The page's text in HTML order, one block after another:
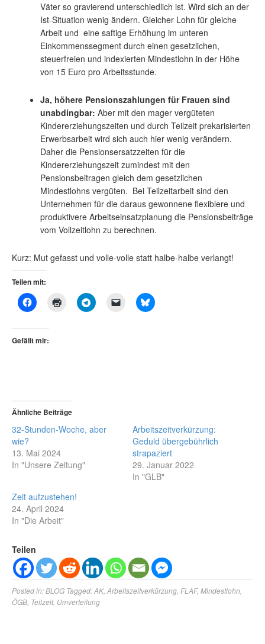
Väter so gravierend unterschiedlich ist. Wird sich an der
Ist-Situation wenig ändern. Gleicher Lohn für gleiche
Arbeit und eine saftige Erhöhung im unteren
Einkommenssegment durch einen gesetzlichen,
steuerfreien und indexierten Mindestlohn in der Höhe
von 15 Euro pro Arbeitsstunde.
Ja, höhere Pensionszahlungen für Frauen sind
unabdingbar: Aber mit den mager vergüteten
Kindererziehungszeiten und durch Teilzeit prekarisierten
Erwerbsarbeit wird sich auch hier wenig verändern.
Daher die Pensionsersatzzeiten für die
Kindererziehungszeit zumindest mit den
Pensionsbeitragen gleich dem gesetzlichen
Mindestlohns vergüten. Bei Teilzeitarbeit sind den
Unternehmen für die daraus gewonnene flexiblere und
produktivere Arbeitseinsatzplanung die Pensionsbeiträge
vom Vollzeitlohn zu berechnen.
Kurz: Mut gefasst und volle-volle statt halbe-halbe verlangt!
Teilen mit:
Gefällt mir:
Ähnliche Beiträge
32-Stunden-Woche, aber
wie?
13. Mai 2024
In "Unsere Zeitung"
Arbeitszeitverkürzung:
Geduld übergebührlich
strapaziert
29. Januar 2022
In "GLB"
Zeit aufzustehen!
24. April 2024
In "Die Arbeit"
Teilen
Posted in:BLOG Tagged:AK, Arbeitszeitverkürzung FLAF, Mindestlohn
ÖGB Teilzeit, Umverteilung